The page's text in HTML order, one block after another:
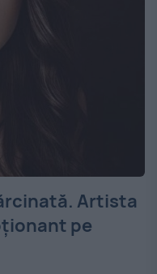
Artista
pe